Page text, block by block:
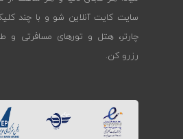
سایت کایت آنلاین شو و با چند
چارتر، هتل و تورهای مسافرتی و
رزرو کن.